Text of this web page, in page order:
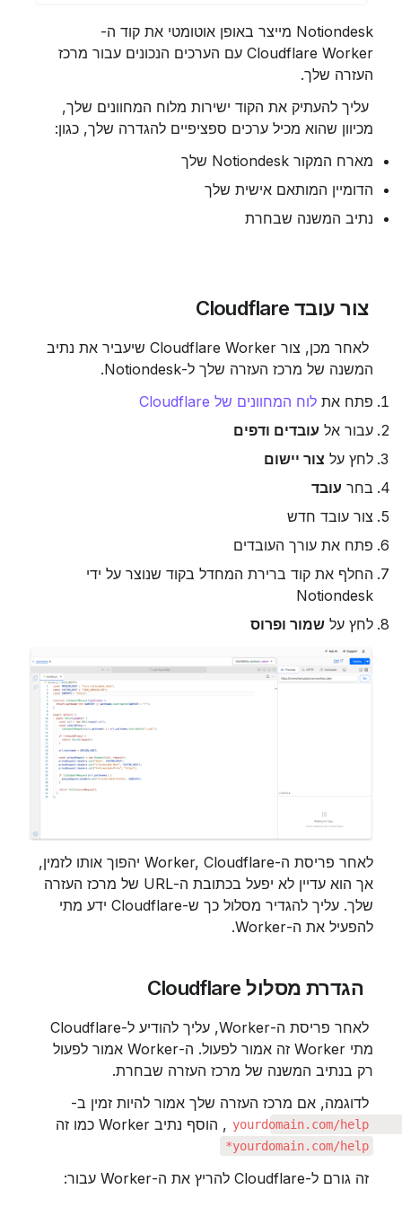
Notiondesk מייצר באופן אוטומטי את קוד ה-
Cloudflare Worker עם הערכים הנכונים עבור מרכז
העזרה שלך.
עליך להעתיק את הקוד ישירות מלוח המחוונים שלך,
מכיוון שהוא מכיל ערכים ספציפיים להגדרה שלך, כגון:
מארח המקור Notiondesk שלך
הדומיין המותאם אישית שלך
נתיב המשנה שבחרת
צור עובד Cloudflare
לאחר מכן, צור Cloudflare Worker שיעביר את נתיב
המשנה של מרכז העזרה שלך ל-Notiondesk.
פתח את לוח המחוונים של Cloudflare
עבור אל עובדים ודפים
לחץ על צור יישום
בחר עובד
צור עובד חדש
פתח את עורך העובדים
החלף את קוד ברירת המחדל בקוד שנוצר על ידי
Notiondesk
לחץ על שמור ופרוס
לאחר פריסת ה-Worker, Cloudflare יהפוך אותו לזמין,
אך הוא עדיין לא יפעל בכתובת ה-URL של מרכז העזרה
שלך. עליך להגדיר מסלול כך ש-Cloudflare ידע מתי
להפעיל את ה-Worker.
הגדרת מסלול Cloudflare
מתי Worker זה אמור לפעול. ה-Worker אמור לפעול
רק בנתיב המשנה של מרכז העזרה שבחרת.
yourdomain.com/help , הוסף נתיב Worker כמו זה
yourdomain.com/help*